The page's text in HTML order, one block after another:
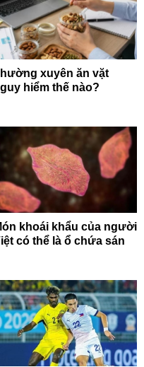
xuyên ăn vặt
hiểm thế nào?
khoái khẩu của người
có thể là ổ chứa sán